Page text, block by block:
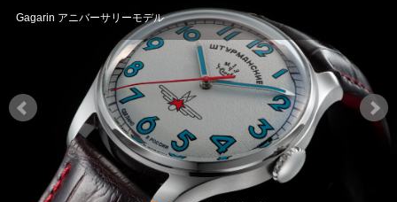
Gagarin アニバーサリーモデル